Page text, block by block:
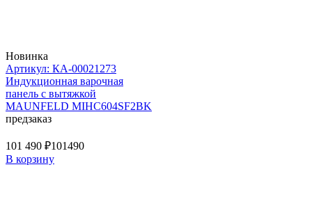
Новинка
Артикул: КА-00021273
Индукционная варочная
панель с вытяжкой
MAUNFELD MIHC604SF2BK
предзаказ
101 490 ₽101490
В корзину